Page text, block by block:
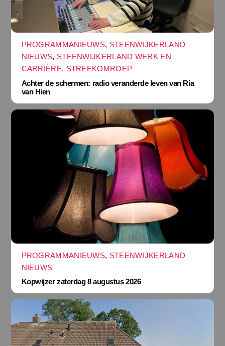
PROGRAMMANIEUWS, STEENWIJKERLAND
NIEUWS, STEENWIJKERLAND WERK EN
CARRIÈRE, STREEKOMROEP
Achter de schermen: radio veranderde leven van Ria
van Hien
PROGRAMMANIEUWS, STEENWIJKERLAND
NIEUWS
Kopwijzer zaterdag 8 augustus 2026